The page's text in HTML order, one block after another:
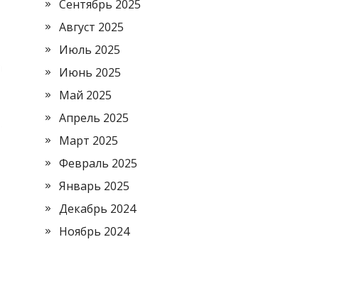
Сентябрь 2025
Август 2025
Июль 2025
Июнь 2025
Май 2025
Апрель 2025
Март 2025
Февраль 2025
Январь 2025
Декабрь 2024
Ноябрь 2024